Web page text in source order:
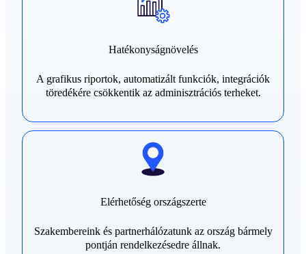
Hatékonyságnövelés
A grafikus riportok, automatizált funkciók, integrációk
töredékére csökkentik az adminisztrációs terheket.
Elérhetőség országszerte
Szakembereink és partnerhálózatunk az ország bármely
pontján rendelkezésedre állnak.